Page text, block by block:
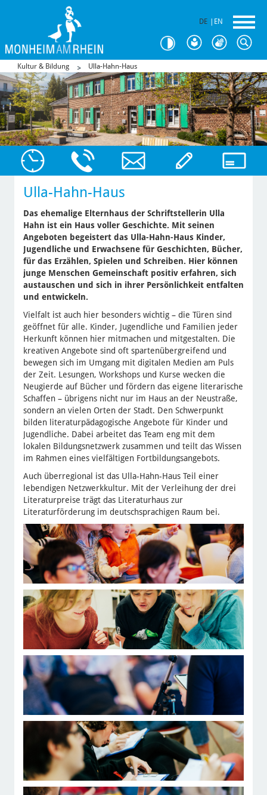
DE EN
Kultur & Bildung Ulla-Hahn-Haus
Ulla-Hahn-Haus
Das ehemalige Elternhaus der Schriftstellerin Ulla
Hahn ist ein Haus voller Geschichte. Mit seinen
Angeboten begeistert das Ulla-Hahn-Haus Kinder,
Jugendliche und Erwachsene für Geschichten, Bücher,
für das Erzählen, Spielen und Schreiben. Hier können
junge Menschen Gemeinschaft positiv erfahren, sich
austauschen und sich in ihrer Persönlichkeit entfalten
und entwickeln.
Vielfalt ist auch hier besonders wichtig – die Türen sind
geöffnet für alle. Kinder, Jugendliche und Familien jeder
Herkunft können hier mitmachen und mitgestalten. Die
kreativen Angebote sind oft spartenübergreifend und
bewegen sich im Umgang mit digitalen Medien am Puls
der Zeit. Lesungen, Workshops und Kurse wecken die
Neugierde auf Bücher und fördern das eigene literarische
Schaffen – übrigens nicht nur im Haus an der Neustraße,
sondern an vielen Orten der Stadt. Den Schwerpunkt
bilden literaturpädagogische Angebote für Kinder und
Jugendliche. Dabei arbeitet das Team eng mit dem
lokalen Bildungsnetzwerk zusammen und teilt das Wissen
im Rahmen eines vielfältigen Fortbildungsangebots.
Auch überregional ist das Ulla-Hahn-Haus Teil einer
lebendigen Netzwerkkultur. Mit der Verleihung der drei
Literaturpreise trägt das Literaturhaus zur
Literaturförderung im deutschsprachigen Raum bei.